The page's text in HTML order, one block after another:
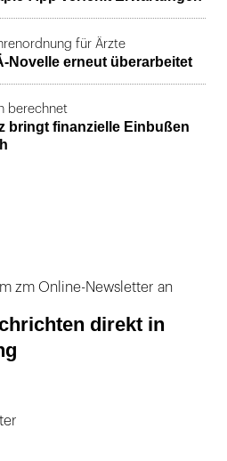
für Ärzte
Novelle erneut überarbeitet
berechnet
bringt finanzielle Einbußen
zm Online-Newsletter an
direkt in